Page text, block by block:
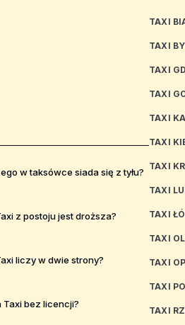
w taksówce siada się z tyłu?
z postoju jest droższa?
liczy w dwie strony?
Taxi bez licencji?
TAXI
TAXI
TAXI
TAXI
TAXI
TAXI
TAXI
TAXI
TAXI
TAXI
TAXI
TAXI
TAXI